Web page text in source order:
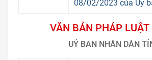
08/02/2023 của Ủy
VĂN BẢN PHÁP LUẬT
UỶ BAN NHÂN DÂN